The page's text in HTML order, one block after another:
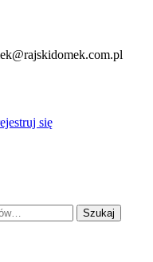
się
Szukaj